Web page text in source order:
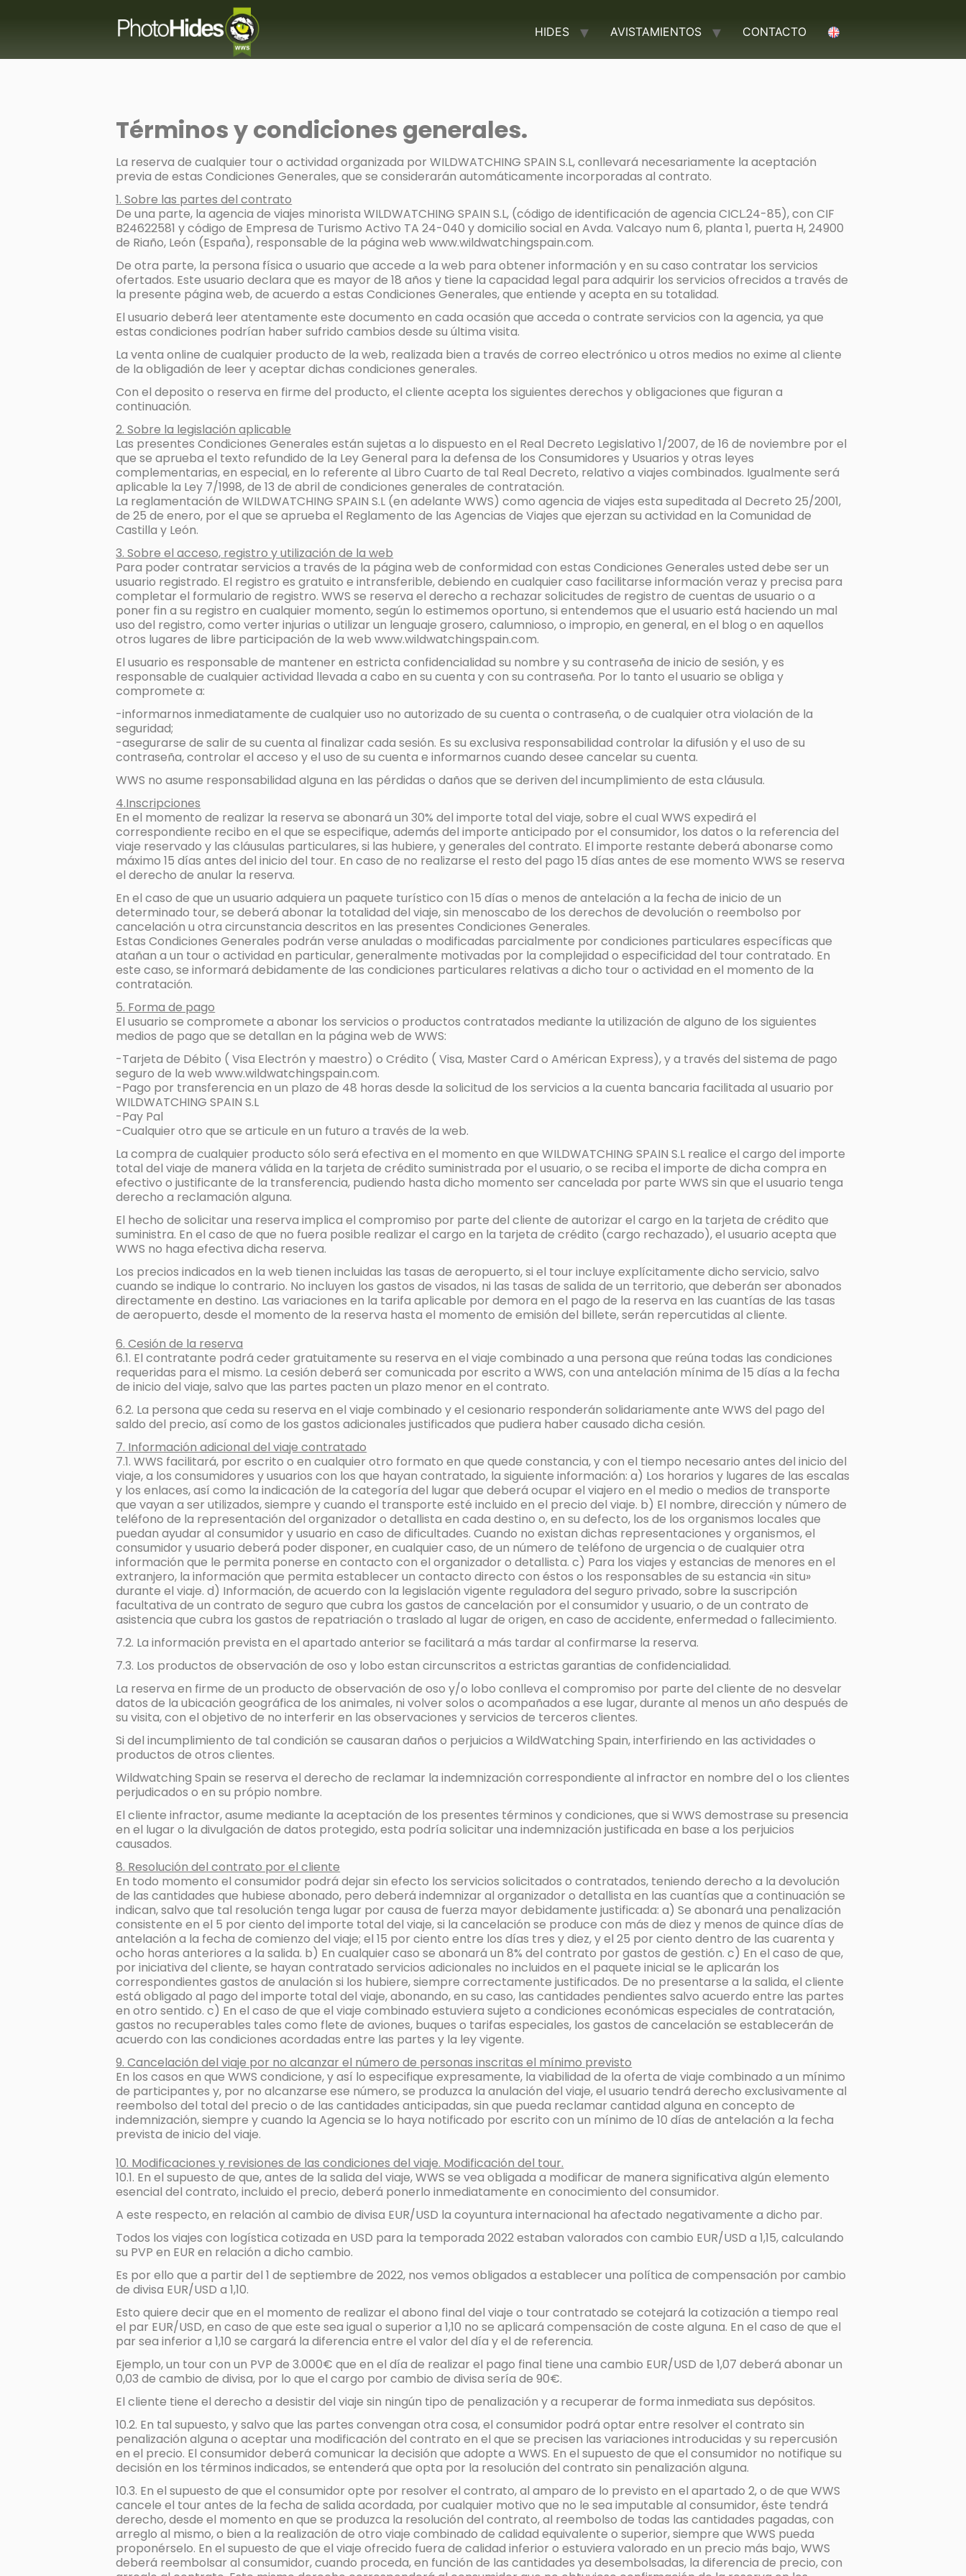
HIDES AVISTAMIENTOS CONTACTO
Términos y condiciones generales.
La reserva de cualquier tour o actividad organizada por WILDWATCHING SPAIN S.L, conllevará necesariamente la aceptación
previa de estas Condiciones Generales, que se considerarán automáticamente incorporadas al contrato.
1. Sobre las partes del contrato
De una parte, la agencia de viajes minorista WILDWATCHING SPAIN S.L, (código de identificación de agencia CICL.24-85), con CIF
B24622581 y código de Empresa de Turismo Activo TA 24-040 y domicilio social en Avda. Valcayo num 6, planta 1, puerta H, 24900
de Riaño, León (España), responsable de la página web www.wildwatchingspain.com.
De otra parte, la persona física o usuario que accede a la web para obtener información y en su caso contratar los servicios
ofertados. Este usuario declara que es mayor de 18 años y tiene la capacidad legal para adquirir los servicios ofrecidos a través de
la presente página web, de acuerdo a estas Condiciones Generales, que entiende y acepta en su totalidad.
El usuario deberá leer atentamente este documento en cada ocasión que acceda o contrate servicios con la agencia, ya que
estas condiciones podrían haber sufrido cambios desde su última visita.
La venta online de cualquier producto de la web, realizada bien a través de correo electrónico u otros medios no exime al cliente
de la obligadión de leer y aceptar dichas condiciones generales.
Con el deposito o reserva en firme del producto, el cliente acepta los siguientes derechos y obligaciones que figuran a
continuación.
2. Sobre la legislación aplicable
Las presentes Condiciones Generales están sujetas a lo dispuesto en el Real Decreto Legislativo 1/2007, de 16 de noviembre por el
que se aprueba el texto refundido de la Ley General para la defensa de los Consumidores y Usuarios y otras leyes
complementarias, en especial, en lo referente al Libro Cuarto de tal Real Decreto, relativo a viajes combinados. Igualmente será
aplicable la Ley 7/1998, de 13 de abril de condiciones generales de contratación.
La reglamentación de WILDWATCHING SPAIN S.L (en adelante WWS) como agencia de viajes esta supeditada al Decreto 25/2001,
de 25 de enero, por el que se aprueba el Reglamento de las Agencias de Viajes que ejerzan su actividad en la Comunidad de
Castilla y León.
3. Sobre el acceso, registro y utilización de la web
Para poder contratar servicios a través de la página web de conformidad con estas Condiciones Generales usted debe ser un
usuario registrado. El registro es gratuito e intransferible, debiendo en cualquier caso facilitarse información veraz y precisa para
completar el formulario de registro. WWS se reserva el derecho a rechazar solicitudes de registro de cuentas de usuario o a
poner fin a su registro en cualquier momento, según lo estimemos oportuno, si entendemos que el usuario está haciendo un mal
uso del registro, como verter injurias o utilizar un lenguaje grosero, calumnioso, o impropio, en general, en el blog o en aquellos
otros lugares de libre participación de la web www.wildwatchingspain.com.
El usuario es responsable de mantener en estricta confidencialidad su nombre y su contraseña de inicio de sesión, y es
responsable de cualquier actividad llevada a cabo en su cuenta y con su contraseña. Por lo tanto el usuario se obliga y
compromete a:
-informarnos inmediatamente de cualquier uso no autorizado de su cuenta o contraseña, o de cualquier otra violación de la
seguridad;
-asegurarse de salir de su cuenta al finalizar cada sesión. Es su exclusiva responsabilidad controlar la difusión y el uso de su
contraseña, controlar el acceso y el uso de su cuenta e informarnos cuando desee cancelar su cuenta.
WWS no asume responsabilidad alguna en las pérdidas o daños que se deriven del incumplimiento de esta cláusula.
4.Inscripciones
En el momento de realizar la reserva se abonará un 30% del importe total del viaje, sobre el cual WWS expedirá el
correspondiente recibo en el que se especifique, además del importe anticipado por el consumidor, los datos o la referencia del
viaje reservado y las cláusulas particulares, si las hubiere, y generales del contrato. El importe restante deberá abonarse como
máximo 15 días antes del inicio del tour. En caso de no realizarse el resto del pago 15 días antes de ese momento WWS se reserva
el derecho de anular la reserva.
En el caso de que un usuario adquiera un paquete turístico con 15 días o menos de antelación a la fecha de inicio de un
determinado tour, se deberá abonar la totalidad del viaje, sin menoscabo de los derechos de devolución o reembolso por
cancelación u otra circunstancia descritos en las presentes Condiciones Generales.
Estas Condiciones Generales podrán verse anuladas o modificadas parcialmente por condiciones particulares específicas que
atañan a un tour o actividad en particular, generalmente motivadas por la complejidad o especificidad del tour contratado. En
este caso, se informará debidamente de las condiciones particulares relativas a dicho tour o actividad en el momento de la
contratación.
5. Forma de pago
El usuario se compromete a abonar los servicios o productos contratados mediante la utilización de alguno de los siguientes
medios de pago que se detallan en la página web de WWS:
-Tarjeta de Débito ( Visa Electrón y maestro) o Crédito ( Visa, Master Card o Américan Express), y a través del sistema de pago
seguro de la web www.wildwatchingspain.com.
-Pago por transferencia en un plazo de 48 horas desde la solicitud de los servicios a la cuenta bancaria facilitada al usuario por
WILDWATCHING SPAIN S.L
-Pay Pal
-Cualquier otro que se articule en un futuro a través de la web.
La compra de cualquier producto sólo será efectiva en el momento en que WILDWATCHING SPAIN S.L realice el cargo del importe
total del viaje de manera válida en la tarjeta de crédito suministrada por el usuario, o se reciba el importe de dicha compra en
efectivo o justificante de la transferencia, pudiendo hasta dicho momento ser cancelada por parte WWS sin que el usuario tenga
derecho a reclamación alguna.
El hecho de solicitar una reserva implica el compromiso por parte del cliente de autorizar el cargo en la tarjeta de crédito que
suministra. En el caso de que no fuera posible realizar el cargo en la tarjeta de crédito (cargo rechazado), el usuario acepta que
WWS no haga efectiva dicha reserva.
Los precios indicados en la web tienen incluidas las tasas de aeropuerto, si el tour incluye explícitamente dicho servicio, salvo
cuando se indique lo contrario. No incluyen los gastos de visados, ni las tasas de salida de un territorio, que deberán ser abonados
directamente en destino. Las variaciones en la tarifa aplicable por demora en el pago de la reserva en las cuantías de las tasas
de aeropuerto, desde el momento de la reserva hasta el momento de emisión del billete, serán repercutidas al cliente.
6. Cesión de la reserva
6.1. El contratante podrá ceder gratuitamente su reserva en el viaje combinado a una persona que reúna todas las condiciones
requeridas para el mismo. La cesión deberá ser comunicada por escrito a WWS, con una antelación mínima de 15 días a la fecha
de inicio del viaje, salvo que las partes pacten un plazo menor en el contrato.
6.2. La persona que ceda su reserva en el viaje combinado y el cesionario responderán solidariamente ante WWS del pago del
saldo del precio, así como de los gastos adicionales justificados que pudiera haber causado dicha cesión.
7. Información adicional del viaje contratado
7.1. WWS facilitará, por escrito o en cualquier otro formato en que quede constancia, y con el tiempo necesario antes del inicio del
viaje, a los consumidores y usuarios con los que hayan contratado, la siguiente información: a) Los horarios y lugares de las escalas
y los enlaces, así como la indicación de la categoría del lugar que deberá ocupar el viajero en el medio o medios de transporte
que vayan a ser utilizados, siempre y cuando el transporte esté incluido en el precio del viaje. b) El nombre, dirección y número de
teléfono de la representación del organizador o detallista en cada destino o, en su defecto, los de los organismos locales que
puedan ayudar al consumidor y usuario en caso de dificultades. Cuando no existan dichas representaciones y organismos, el
consumidor y usuario deberá poder disponer, en cualquier caso, de un número de teléfono de urgencia o de cualquier otra
información que le permita ponerse en contacto con el organizador o detallista. c) Para los viajes y estancias de menores en el
extranjero, la información que permita establecer un contacto directo con éstos o los responsables de su estancia «in situ»
durante el viaje. d) Información, de acuerdo con la legislación vigente reguladora del seguro privado, sobre la suscripción
facultativa de un contrato de seguro que cubra los gastos de cancelación por el consumidor y usuario, o de un contrato de
asistencia que cubra los gastos de repatriación o traslado al lugar de origen, en caso de accidente, enfermedad o fallecimiento.
7.2. La información prevista en el apartado anterior se facilitará a más tardar al confirmarse la reserva.
7.3. Los productos de observación de oso y lobo estan circunscritos a estrictas garantias de confidencialidad.
La reserva en firme de un producto de observación de oso y/o lobo conlleva el compromiso por parte del cliente de no desvelar
datos de la ubicación geográfica de los animales, ni volver solos o acompañados a ese lugar, durante al menos un año después de
su visita, con el objetivo de no interferir en las observaciones y servicios de terceros clientes.
Si del incumplimiento de tal condición se causaran daños o perjuicios a WildWatching Spain, interfiriendo en las actividades o
productos de otros clientes.
Wildwatching Spain se reserva el derecho de reclamar la indemnización correspondiente al infractor en nombre del o los clientes
perjudicados o en su própio nombre.
El cliente infractor, asume mediante la aceptación de los presentes términos y condiciones, que si WWS demostrase su presencia
en el lugar o la divulgación de datos protegido, esta podría solicitar una indemnización justificada en base a los perjuicios
causados.
8. Resolución del contrato por el cliente
En todo momento el consumidor podrá dejar sin efecto los servicios solicitados o contratados, teniendo derecho a la devolución
de las cantidades que hubiese abonado, pero deberá indemnizar al organizador o detallista en las cuantías que a continuación se
indican, salvo que tal resolución tenga lugar por causa de fuerza mayor debidamente justificada: a) Se abonará una penalización
consistente en el 5 por ciento del importe total del viaje, si la cancelación se produce con más de diez y menos de quince días de
antelación a la fecha de comienzo del viaje; el 15 por ciento entre los días tres y diez, y el 25 por ciento dentro de las cuarenta y
ocho horas anteriores a la salida. b) En cualquier caso se abonará un 8% del contrato por gastos de gestión. c) En el caso de que,
por iniciativa del cliente, se hayan contratado servicios adicionales no incluidos en el paquete inicial se le aplicarán los
correspondientes gastos de anulación si los hubiere, siempre correctamente justificados. De no presentarse a la salida, el cliente
está obligado al pago del importe total del viaje, abonando, en su caso, las cantidades pendientes salvo acuerdo entre las partes
en otro sentido. c) En el caso de que el viaje combinado estuviera sujeto a condiciones económicas especiales de contratación,
gastos no recuperables tales como flete de aviones, buques o tarifas especiales, los gastos de cancelación se establecerán de
acuerdo con las condiciones acordadas entre las partes y la ley vigente.
9. Cancelación del viaje por no alcanzar el número de personas inscritas el mínimo previsto
En los casos en que WWS condicione, y así lo especifique expresamente, la viabilidad de la oferta de viaje combinado a un mínimo
de participantes y, por no alcanzarse ese número, se produzca la anulación del viaje, el usuario tendrá derecho exclusivamente al
reembolso del total del precio o de las cantidades anticipadas, sin que pueda reclamar cantidad alguna en concepto de
indemnización, siempre y cuando la Agencia se lo haya notificado por escrito con un mínimo de 10 días de antelación a la fecha
prevista de inicio del viaje.
10. Modificaciones y revisiones de las condiciones del viaje. Modificación del tour.
10.1. En el supuesto de que, antes de la salida del viaje, WWS se vea obligada a modificar de manera significativa algún elemento
esencial del contrato, incluido el precio, deberá ponerlo inmediatamente en conocimiento del consumidor.
A este respecto, en relación al cambio de divisa EUR/USD la coyuntura internacional ha afectado negativamente a dicho par.
Todos los viajes con logística cotizada en USD para la temporada 2022 estaban valorados con cambio EUR/USD a 1,15, calculando
su PVP en EUR en relación a dicho cambio.
Es por ello que a partir del 1 de septiembre de 2022, nos vemos obligados a establecer una política de compensación por cambio
de divisa EUR/USD a 1,10.
Esto quiere decir que en el momento de realizar el abono final del viaje o tour contratado se cotejará la cotización a tiempo real
el par EUR/USD, en caso de que este sea igual o superior a 1,10 no se aplicará compensación de coste alguna. En el caso de que el
par sea inferior a 1,10 se cargará la diferencia entre el valor del día y el de referencia.
Ejemplo, un tour con un PVP de 3.000€ que en el día de realizar el pago final tiene una cambio EUR/USD de 1,07 deberá abonar un
0,03 de cambio de divisa, por lo que el cargo por cambio de divisa sería de 90€.
El cliente tiene el derecho a desistir del viaje sin ningún tipo de penalización y a recuperar de forma inmediata sus depósitos.
10.2. En tal supuesto, y salvo que las partes convengan otra cosa, el consumidor podrá optar entre resolver el contrato sin
penalización alguna o aceptar una modificación del contrato en el que se precisen las variaciones introducidas y su repercusión
en el precio. El consumidor deberá comunicar la decisión que adopte a WWS. En el supuesto de que el consumidor no notifique su
decisión en los términos indicados, se entenderá que opta por la resolución del contrato sin penalización alguna.
10.3. En el supuesto de que el consumidor opte por resolver el contrato, al amparo de lo previsto en el apartado 2, o de que WWS
cancele el tour antes de la fecha de salida acordada, por cualquier motivo que no le sea imputable al consumidor, éste tendrá
derecho, desde el momento en que se produzca la resolución del contrato, al reembolso de todas las cantidades pagadas, con
arreglo al mismo, o bien a la realización de otro viaje combinado de calidad equivalente o superior, siempre que WWS pueda
proponérselo. En el supuesto de que el viaje ofrecido fuera de calidad inferior o estuviera valorado en un precio más bajo, WWS
deberá reembolsar al consumidor, cuando proceda, en función de las cantidades ya desembolsadas, la diferencia de precio, con